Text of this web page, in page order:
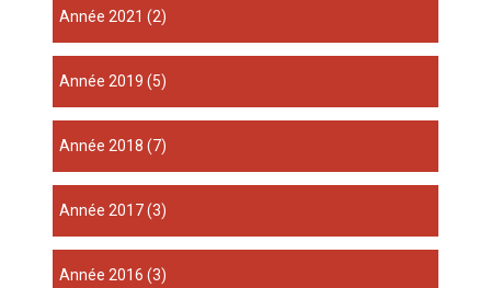
année 2021 (2)
année 2019 (5)
année 2018 (7)
année 2017(3)
année 2016 (3)